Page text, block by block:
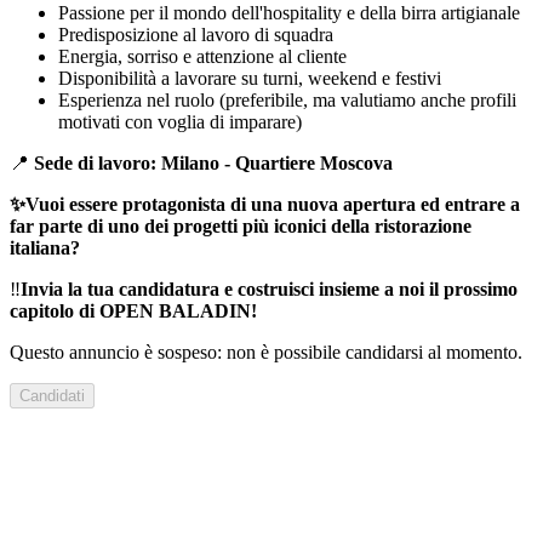
Passione per il mondo dell'hospitality e della birra artigianale
Predisposizione al lavoro di squadra
Energia, sorriso e attenzione al cliente
Disponibilità a lavorare su turni, weekend e festivi
Esperienza nel ruolo (preferibile, ma valutiamo anche profili
motivati con voglia di imparare)
📍 Sede di lavoro: Milano - Quartiere Moscova
✨Vuoi essere protagonista di una nuova apertura ed entrare a
far parte di uno dei progetti più iconici della ristorazione
italiana?
‼️Invia la tua candidatura e costruisci insieme a noi il prossimo
capitolo di OPEN BALADIN!
Questo annuncio è sospeso: non è possibile candidarsi al momento.
Candidati